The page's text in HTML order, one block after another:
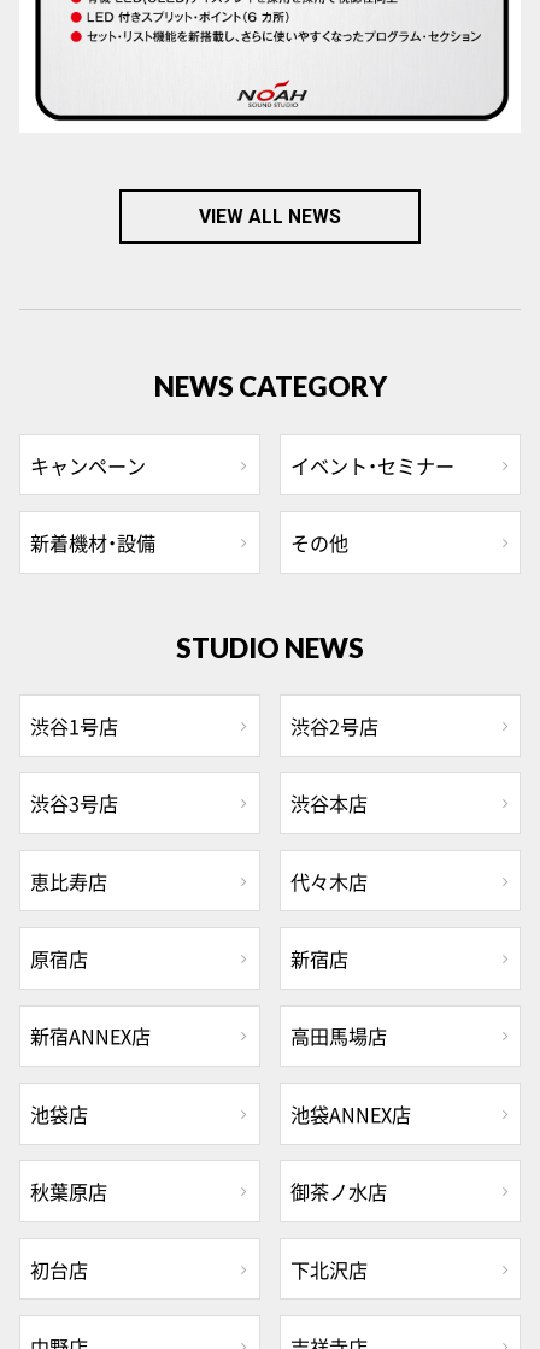
VIEW ALL NEWS
NEWS CATEGORY
キャンペーン イベント・セミナー
新着機材・設備 その他
STUDIO NEWS
渋谷1号店 渋谷2号店
渋谷3号店 渋谷本店
恵比寿店 代々木店
原宿店 新宿店
新宿ANNEX店 高田馬場店
池袋店 池袋ANNEX店
秋葉原店 御茶ノ水店
初台店 下北沢店